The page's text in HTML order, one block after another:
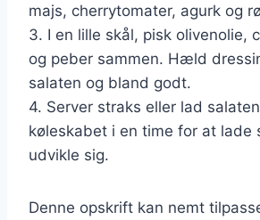
majs, cherrytomater, agurk og
3. I en lille skål, pisk olivenolie,
og peber sammen. Hæld
salaten og bland godt.
4. Server straks eller lad
køleskabet i en time for at lade
udvikle sig.
Denne opskrift kan nemt